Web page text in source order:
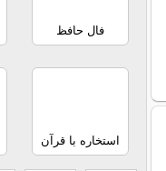
فال حافظ
استخاره با قرآن